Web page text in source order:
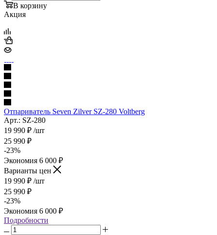
В корзину
Акция
Отпариватель Seven Zilver SZ-280 Voltberg
Арт.: SZ-280
19 990 ₽ /шт
25 990 ₽
-23%
Экономия 6 000 ₽
Варианты цен
19 990 ₽ /шт
25 990 ₽
-23%
Экономия 6 000 ₽
Подробности